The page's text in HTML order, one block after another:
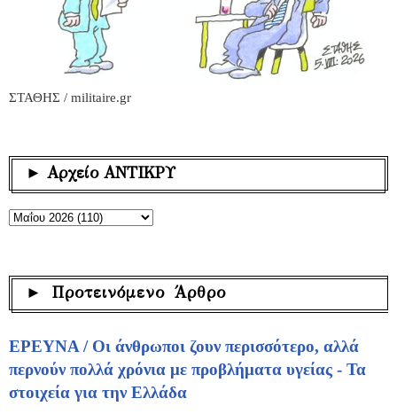
ΣΤΑΘΗΣ / militaire.gr
► Αρχείο ΑΝΤΙΚΡΥ
► Προτεινόμενο Άρθρο
ΕΡΕΥΝΑ / Οι άνθρωποι ζουν περισσότερο, αλλά
περνούν πολλά χρόνια με προβλήματα υγείας - Τα
στοιχεία για την Ελλάδα